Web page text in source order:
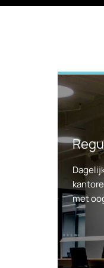
met